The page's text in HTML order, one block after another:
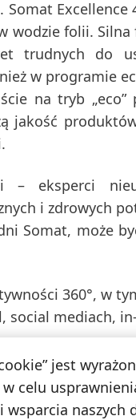
. Somat Excellence
wodzie folii. Silna
trudnych do
w programie
na tryb „eco”
jakość
– eksperci
i zdrowych
Somat, może
360°, w
social mediach,
zakupem
Quality Public
jest
celu
naszych